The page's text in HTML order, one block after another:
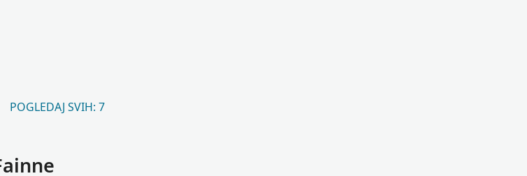
POGLEDAJ SVIH: 7